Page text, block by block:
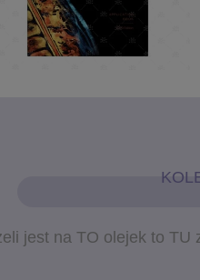
jest na TO olejek to TU